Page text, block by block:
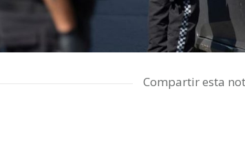
Compartir esta